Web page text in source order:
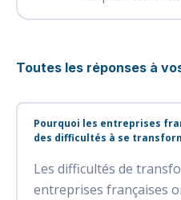
Toutes les réponses à
Pourquoi les entreprises
des difficultés à se
Les difficultés de
entreprises françaises